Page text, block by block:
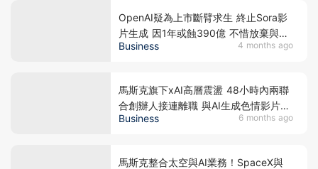
Business 4 months ago
OpenAI疑為上市斷臂求生 終止Sora影
片生成 因1年或蝕390億 不惜放棄與迪
士尼合作 免再每天燒銀紙1億
Business 6 months ago
馬斯克旗下xAI高層震盪 48小時內兩聯
合創辦人接連離職 與AI生成色情影片遭
多國調查有關？
馬斯克整合太空與AI業務！SpaceX與